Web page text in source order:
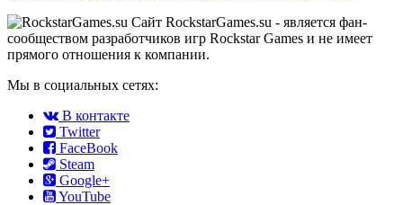
Сайт RockstarGames.su - является фан-
сообществом разработчиков игр Rockstar Games и не имеет
прямого отношения к компании.
Мы в социальных сетях:
В контакте
Twitter
FaceBook
Steam
Google+
YouTube